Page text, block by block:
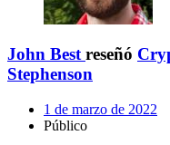
John Best reseñó
Stephenson
1 de marzo de 2022
Público